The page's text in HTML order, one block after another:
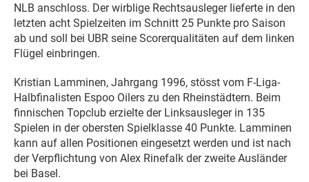
NLB anschloss. Der wirblige Rechtsausleger lieferte in den
letzten acht Spielzeiten im Schnitt 25 Punkte pro Saison
ab und soll bei UBR seine Scorerqualitäten auf dem linken
Flügel einbringen.
Kristian Lamminen, Jahrgang 1996, stösst vom F-Liga-
Halbfinalisten Espoo Oilers zu den Rheinstädtern. Beim
finnischen Topclub erzielte der Linksausleger in 135
Spielen in der obersten Spielklasse 40 Punkte. Lamminen
kann auf allen Positionen eingesetzt werden und ist nach
der Verpflichtung von Alex Rinefalk der zweite Ausländer
bei Basel.